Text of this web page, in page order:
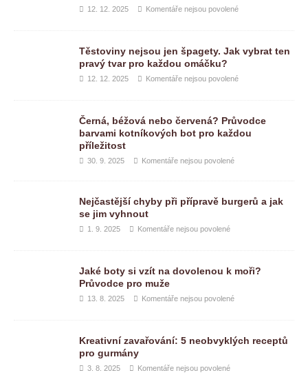
12. 12. 2025 Komentáře nejsou povolené
Těstoviny nejsou jen špagety. Jak vybrat ten
pravý tvar pro každou omáčku?
12. 12. 2025 Komentáře nejsou povolené
Černá, béžová nebo červená? Průvodce
barvami kotníkových bot pro každou
příležitost
30. 9. 2025 Komentáře nejsou povolené
Nejčastější chyby při přípravě burgerů a jak
se jim vyhnout
1. 9. 2025 Komentáře nejsou povolené
Jaké boty si vzít na dovolenou k moři?
Průvodce pro muže
13. 8. 2025 Komentáře nejsou povolené
Kreativní zavařování: 5 neobvyklých receptů
pro gurmány
3. 8. 2025 Komentáře nejsou povolené